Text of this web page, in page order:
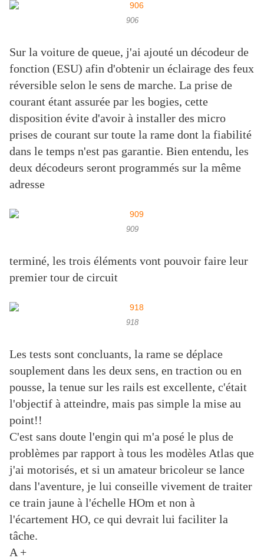
906
Sur la voiture de queue, j'ai ajouté un décodeur de
fonction (ESU) afin d'obtenir un éclairage des feux
réversible selon le sens de marche. La prise de
courant étant assurée par les bogies, cette
disposition évite d'avoir à installer des micro
prises de courant sur toute la rame dont la fiabilité
dans le temps n'est pas garantie. Bien entendu, les
deux décodeurs seront programmés sur la même
adresse
909
terminé, les trois éléments vont pouvoir faire leur
premier tour de circuit
918
Les tests sont concluants, la rame se déplace
souplement dans les deux sens, en traction ou en
pousse, la tenue sur les rails est excellente, c'était
l'objectif à atteindre, mais pas simple la mise au
point!!
C'est sans doute l'engin qui m'a posé le plus de
problèmes par rapport à tous les modèles Atlas que
j'ai motorisés, et si un amateur bricoleur se lance
dans l'aventure, je lui conseille vivement de traiter
ce train jaune à l'échelle HOm et non à
l'écartement HO, ce qui devrait lui faciliter la
tâche.
A +